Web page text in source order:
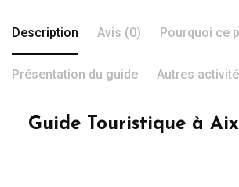
Description Avis (0) Pourquoi ce
Présentation du guide Autres
Guide Touristique à